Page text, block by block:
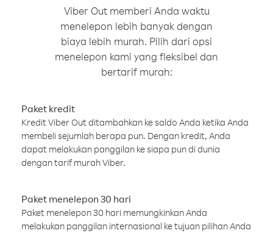
Viber Out memberi Anda waktu
menelepon lebih banyak dengan
biaya lebih murah. Pilih dari opsi
menelepon kami yang fleksibel dan
bertarif murah:
Paket kredit
Kredit Viber Out ditambahkan ke saldo Anda ketika Anda
membeli sejumlah berapa pun. Dengan kredit, Anda
dapat melakukan panggilan ke siapa pun di dunia
dengan tarif murah Viber.
Paket menelepon 30 hari
Paket menelepon 30 hari memungkinkan Anda
melakukan panggilan internasional ke tujuan pilihan Anda